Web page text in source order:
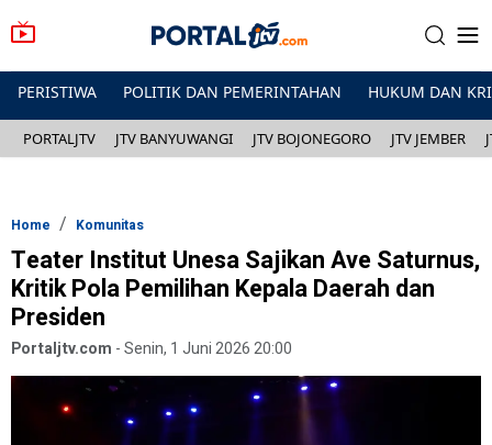
PERISTIWA POLITIK DAN PEMERINTAHAN HUKUM DAN
PORTALJTV JTV BANYUWANGI JTV BOJONEGORO JTV JEMBER
Home Komunitas
Teater Institut Unesa Sajikan Ave Saturnus,
Kritik Pola Pemilihan Kepala Daerah dan
Presiden
Portaljtv.com -Senin, 1 Juni 2026 20:00